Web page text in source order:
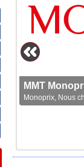
MMT
Monoprix, Nous